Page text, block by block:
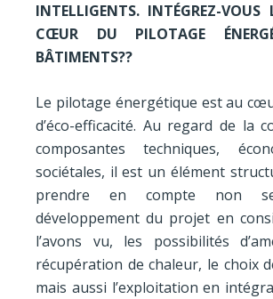
INTELLIGENTS. INTÉGREZ-
CŒUR DU PILOTAGE
BÂTIMENTS??
Le pilotage énergétique est au
d’éco-efficacité. Au regard de la
composantes techniques,
sociétales, il est un élément
prendre en compte non
développement du projet en
l’avons vu, les possibilités
récupération de chaleur, le choix
mais aussi l’exploitation en